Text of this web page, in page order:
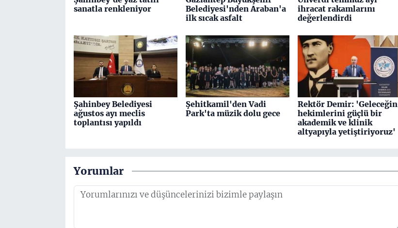
sanatla renkleniyor
Belediyesi'nden Araban'a
ilk sıcak asfalt
ihracat rakamlarını
değerlendirdi
Şahinbey Belediyesi
ağustos ayı meclis
toplantısı yapıldı
Şehitkamil'den Vadi
Park'ta müzik dolu gece
Rektör Demir: 'Geleceğin
hekimlerini güçlü bir
akademik ve klinik
altyapıyla yetiştiriyoruz'
Yorumlar